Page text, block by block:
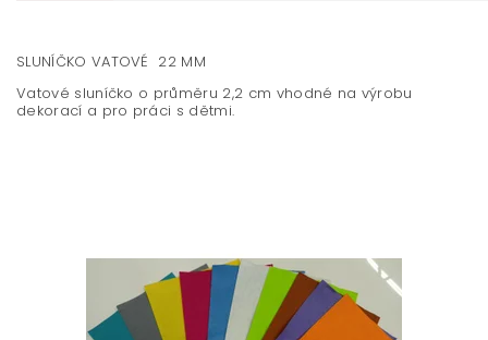
SLUNÍČKO VATOVÉ 22 MM
Vatové sluníčko o průměru 2,2 cm vhodné na výrobu
dekorací a pro práci s dětmi.